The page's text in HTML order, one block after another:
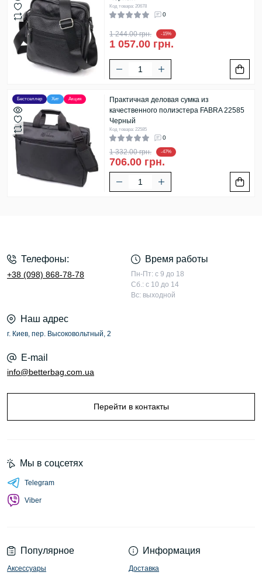
Код товара: 20678
0
1 244.00 грн. -15%
1 057.00 грн.
Бестселлер Хит Акция
Практичная деловая сумка из
качественного полиэстера FABRA 22585
Черный
Код товара: 22585
0
1 332.00 грн. -47%
706.00 грн.
Телефоны:
+38 (098) 868-78-78
Время работы
Пн-Пт: с 9 до 18
Сб.: с 10 до 14
Вс: выходной
Наш адрес
г. Киев, пер. Высоковольтный, 2
E-mail
info@betterbag.com.ua
Перейти в контакты
Популярное
Аксессуары
Информация
Доставка
Мы в соцсетях
Telegram
Viber